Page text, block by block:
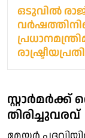
ഒടുവിൽ
സ്റ്റാര്‍മര്‍ക്ക്
തിരിച്ചുവരവ്